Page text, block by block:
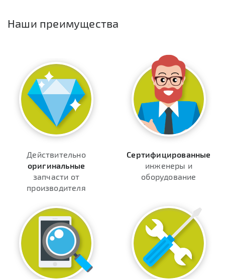
Наши преимущества
Действительно
оригинальные
запчасти от
производителя
Сертифицированные
инженеры и
оборудование